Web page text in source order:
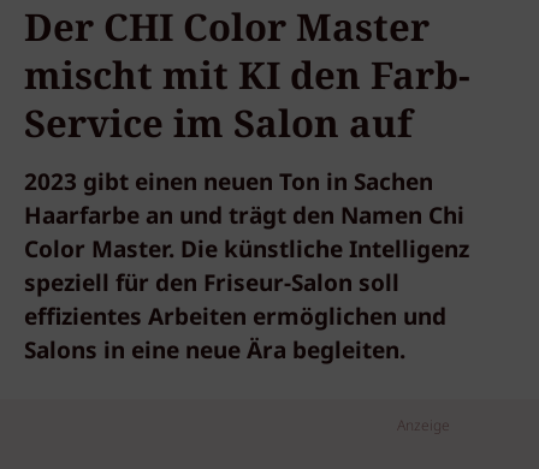
Der CHI Color Master
mischt mit KI den Farb-
Service im Salon auf
2023 gibt einen neuen Ton in Sachen
Haarfarbe an und trägt den Namen Chi
Color Master. Die künstliche Intelligenz
speziell für den Friseur-Salon soll
effizientes Arbeiten ermöglichen und
Salons in eine neue Ära begleiten.
Anzeige